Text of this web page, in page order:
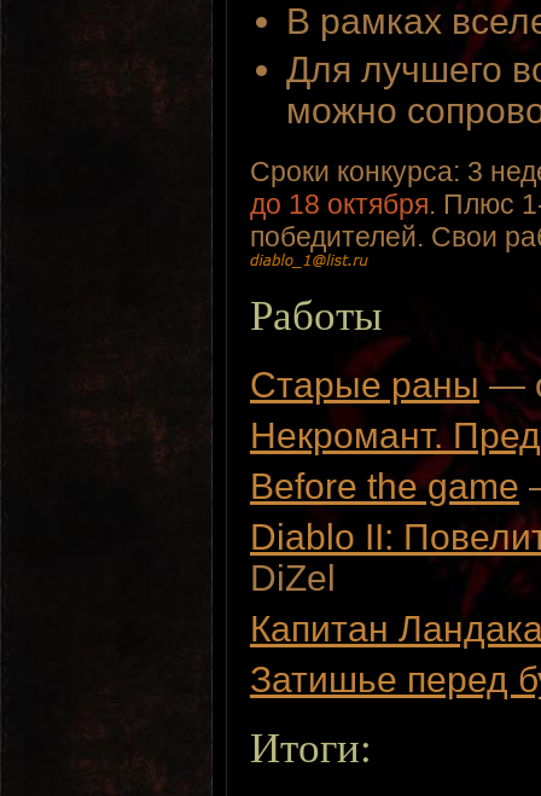
В рамках
Для лучшего
можно
Сроки конкурса: 3
до 18 октября. Плюс
победителей. Свои
Работы
Старые раны—
Некромант.
Before the game
Diablo II:
DiZel
Капитан
Затишье перед
Итоги: